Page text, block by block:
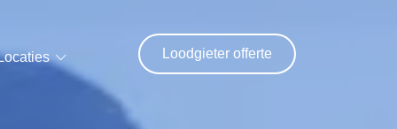
Loodgieter offerte